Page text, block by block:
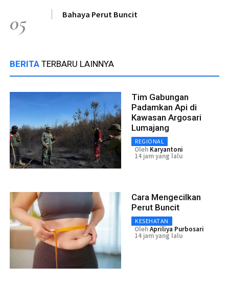
05 Bahaya Perut Buncit
BERITA TERBARU LAINNYA
Tim Gabungan
Padamkan Api di
Kawasan Argosari
Lumajang
REGIONAL
Oleh Karyantoni
14 jam yang lalu
Cara Mengecilkan
Perut Buncit
KESEHATAN
OlehApriliya Purbosari
14 jam yang lalu